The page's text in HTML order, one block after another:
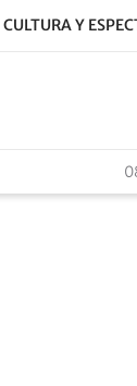
CULTURA Y